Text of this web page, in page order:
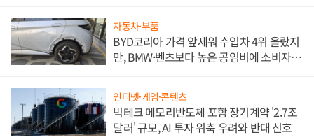
자동차·부품
BYD코리아 가격 앞세워 수입차 4위 올랐지
만, BMW·벤츠보다 높은 공임비에 소비자
인터넷·게임·콘텐츠
빅테크 메모리반도체 포함 장기계약 '2.7조
달러' 규모, AI 투자 위축 우려와 반대 신호